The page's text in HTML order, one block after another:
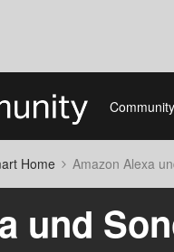
Community
Home Amazon Alexa
und